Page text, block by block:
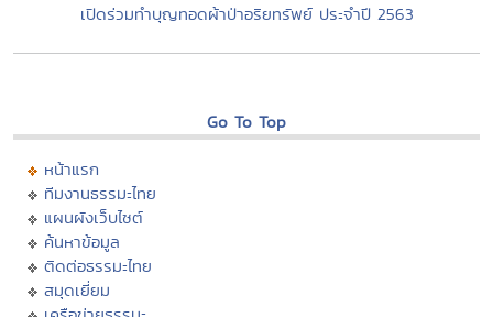
เปิดร่วมทำบุญทอดผ้าป่าอริยทรัพย์ ประจำปี 2563
Go To Top
หน้าแรก
ทีมงานธรรมะไทย
แผนผังเว็บไซต์
ค้นหาข้อมูล
ติดต่อธรรมะไทย
สมุดเยี่ยม